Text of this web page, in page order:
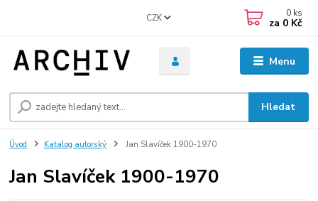
Menu
CZK
Hledat
0 ks
za 0 Kč
Úvod Katalog autorský Jan Slavíček 1900-1970
Jan Slavíček 1900-1970